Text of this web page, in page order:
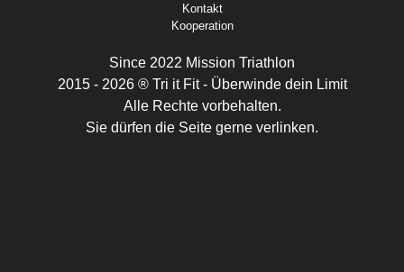
Kontakt
Kooperation
Since 2022 Mission Triathlon
2015 - 2026 ® Tri it Fit - Überwinde dein Limit
Alle Rechte vorbehalten.
Sie dürfen die Seite gerne verlinken.